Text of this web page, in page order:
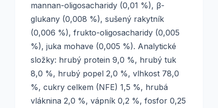
mannan-oligosacharidy (0,01 %), β-
glukany (0,008 %), sušený rakytník
(0,006 %), frukto-oligosacharidy (0,005
%), juka mohave (0,005 %). Analytické
složky: hrubý protein 9,0 %, hrubý tuk
8,0 %, hrubý popel 2,0 %, vlhkost 78,0
%, cukry celkem (NFE) 1,5 %, hrubá
vláknina 2,0 %, vápník 0,2 %, fosfor 0,25